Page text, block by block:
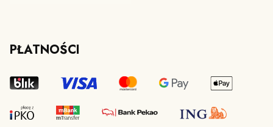
PŁATNOŚCI